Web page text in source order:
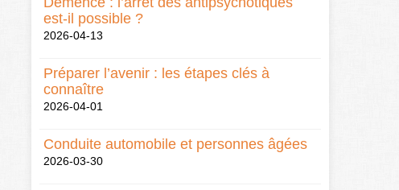
est-il possible ?
2026-04-13
Préparer l’avenir : les étapes clés à
connaître
2026-04-01
Conduite automobile et personnes âgées
2026-03-30